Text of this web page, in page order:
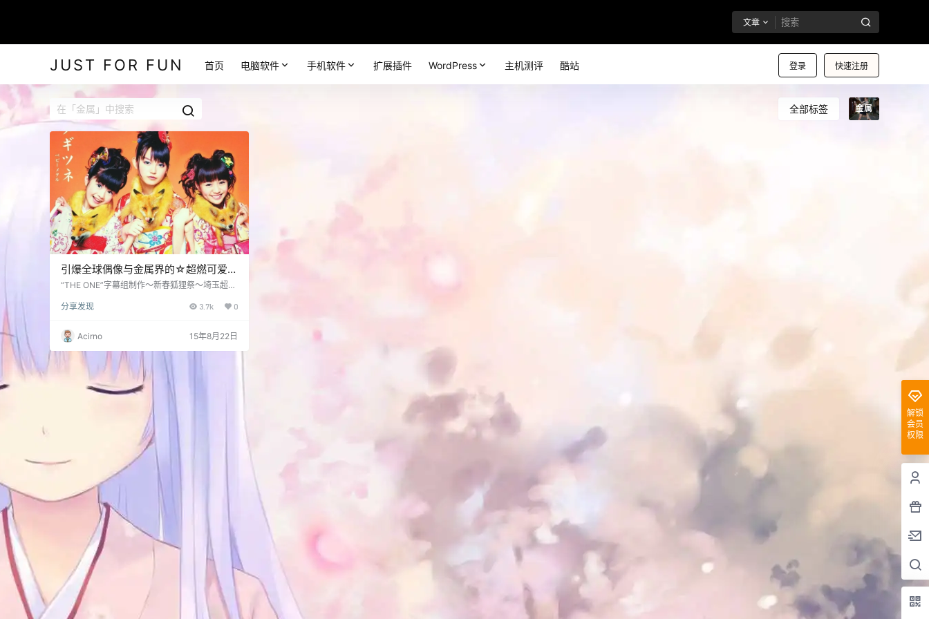
文章
JUST FOR FUN 登录 快速注册
首页 电脑软件 手机软件 扩展插件 WordPress 主机测评 酷站
全部标签 金属
引爆全球偶像与金属界的☆超燃可爱金
属「2015 BABYMETAL 新春狐狸祭」
“THE ONE”字幕组制作～新春狐狸祭～埼玉超级
L】其中的【BABY】象征着可爱，而【META
主，两者合二为一给人全新的冲击力和感官体
验，制作人更是赋予乐队能够“诞生新的金属乐
流派”的寓意。代表色是红色和黑色，标志是一
头狐狸，故自称为“狐狸教”。官方粉丝成为“THE
ONE”，可自称为“教徒”，教主为Su…
分享发现 3.7k 0
Acirno 15年8月22日
解锁
会员
权限